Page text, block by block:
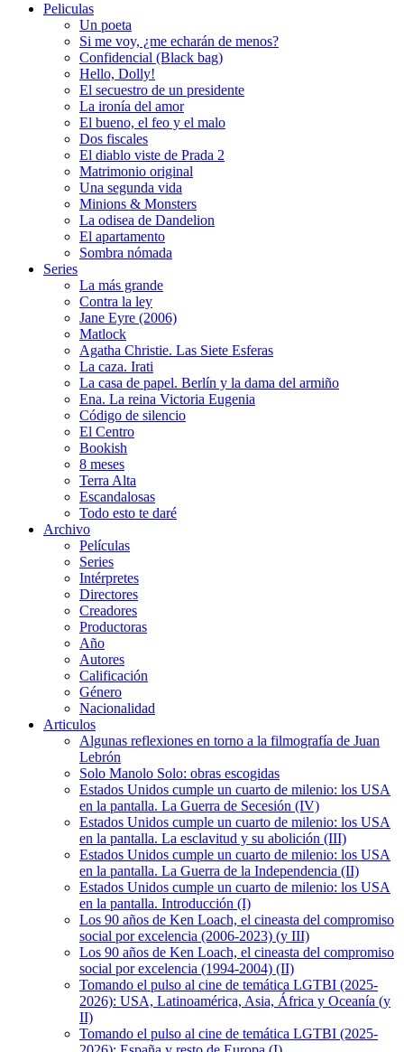
Peliculas
Un poeta
Si me voy, ¿me echarán de menos?
Confidencial (Black bag)
Hello, Dolly!
El secuestro de un presidente
La ironía del amor
El bueno, el feo y el malo
Dos fiscales
El diablo viste de Prada 2
Matrimonio original
Una segunda vida
Minions & Monsters
La odisea de Dandelion
El apartamento
Sombra nómada
Series
La más grande
Contra la ley
Jane Eyre (2006)
Matlock
Agatha Christie. Las Siete Esferas
La caza. Irati
La casa de papel. Berlín y la dama del armiño
Ena. La reina Victoria Eugenia
Código de silencio
El Centro
Bookish
8 meses
Terra Alta
Escandalosas
Todo esto te daré
Archivo
Películas
Series
Intérpretes
Directores
Creadores
Productoras
Año
Autores
Calificación
Género
Nacionalidad
Articulos
Algunas reflexiones en torno a la filmografía de Juan
Lebrón
Solo Manolo Solo: obras escogidas
Estados Unidos cumple un cuarto de milenio: los USA
en la pantalla. La Guerra de Secesión (IV)
Estados Unidos cumple un cuarto de milenio: los USA
en la pantalla. La esclavitud y su abolición (III)
Estados Unidos cumple un cuarto de milenio: los USA
en la pantalla. La Guerra de la Independencia (II)
Estados Unidos cumple un cuarto de milenio: los USA
en la pantalla. Introducción (I)
Los 90 años de Ken Loach, el cineasta del compromiso
social por excelencia (2006-2023) (y III)
Los 90 años de Ken Loach, el cineasta del compromiso
social por excelencia (1994-2004) (II)
Tomando el pulso al cine de temática LGTBI (2025-
2026): USA, Latinoamérica, Asia, África y Oceanía (y
II)
Tomando el pulso al cine de temática LGTBI (2025-